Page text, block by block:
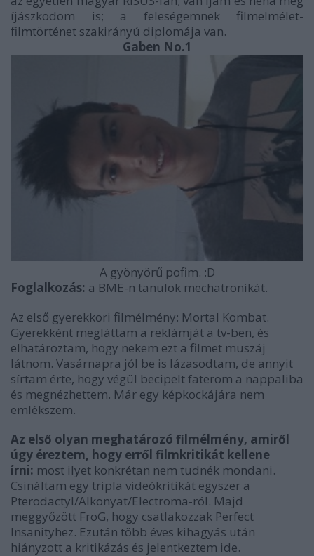
íjászkodom is; a feleségemnek filmelmélet-
filmtörténet szakirányú diplomája van.
Gaben No.1
A gyönyörű pofim. :D
Foglalkozás: a BME-n tanulok mechatronikát.
Az első gyerekkori filmélmény: Mortal Kombat.
Gyerekként megláttam a reklámját a tv-ben, és
elhatároztam, hogy nekem ezt a filmet muszáj
látnom. Vasárnapra jól be is lázasodtam, de annyit
sírtam érte, hogy végül becipelt faterom a nappaliba
és megnézhettem. Már egy képkockájára nem
emlékszem.
Az első olyan meghatározó filmélmény, amiről
úgy éreztem, hogy erről filmkritikát kellene
írni: most ilyet konkrétan nem tudnék mondani.
Csináltam egy tripla videókritikát egyszer a
Pterodactyl/Alkonyat/Electroma-ról. Majd
meggyőzött FroG, hogy csatlakozzak Perfect
Insanityhez. Ezután több éves kihagyás után
hiányzott a kritikázás és jelentkeztem ide.